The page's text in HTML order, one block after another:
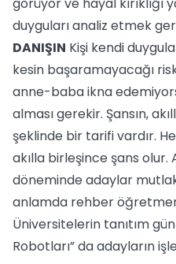
duyguları analiz etmek
DANIŞIN Kişi kendi
kesin başaramayacağı
anne-baba ikna
alması gerekir. Şansın,
şeklinde bir tarifi vardır.
akılla birleşince şans olur.
döneminde adaylar
anlamda rehber
Üniversitelerin tanıtım
Robotları” da adayların